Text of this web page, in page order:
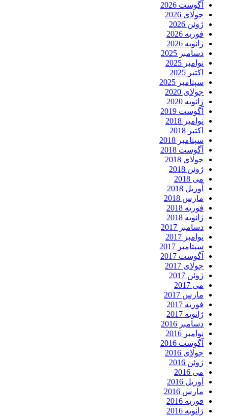
آگوست 2026
جولای 2026
ژوئن 2026
فوریه 2026
ژانویه 2026
دسامبر 2025
نوامبر 2025
اکتبر 2025
سپتامبر 2025
جولای 2020
ژانویه 2020
آگوست 2019
نوامبر 2018
اکتبر 2018
سپتامبر 2018
آگوست 2018
جولای 2018
ژوئن 2018
می 2018
آوریل 2018
مارس 2018
فوریه 2018
ژانویه 2018
دسامبر 2017
نوامبر 2017
سپتامبر 2017
آگوست 2017
جولای 2017
ژوئن 2017
می 2017
مارس 2017
فوریه 2017
ژانویه 2017
دسامبر 2016
نوامبر 2016
آگوست 2016
جولای 2016
ژوئن 2016
می 2016
آوریل 2016
مارس 2016
فوریه 2016
ژانویه 2016